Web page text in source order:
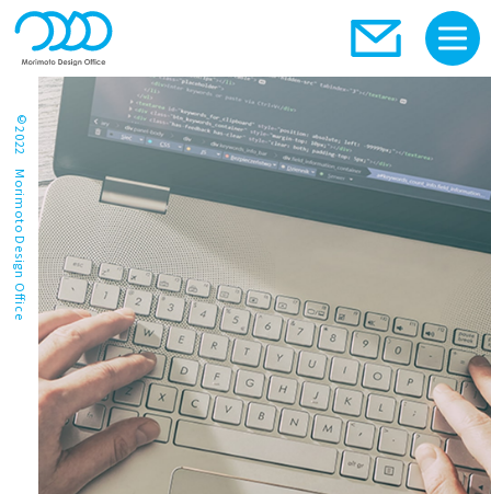
©2022 Morimoto Design Office